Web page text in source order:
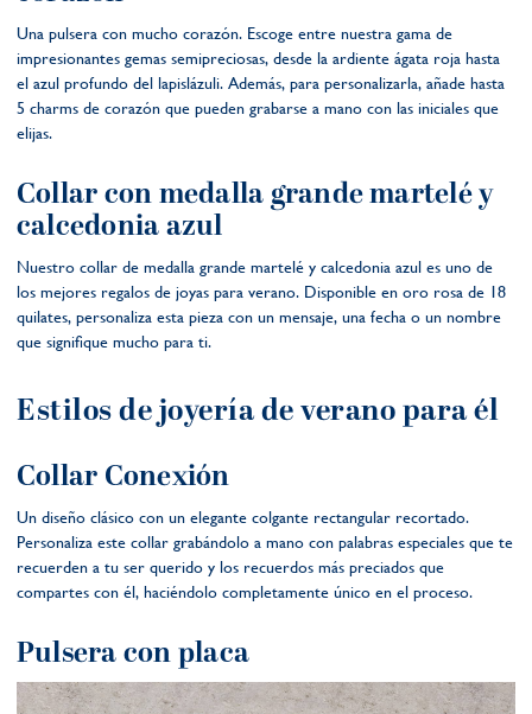
Una pulsera con mucho corazón. Escoge entre nuestra gama de
impresionantes gemas semipreciosas, desde la ardiente ágata roja hasta
el azul profundo del lapislázuli. Además, para personalizarla, añade hasta
5 charms de corazón que pueden grabarse a mano con las iniciales que
elijas.
Collar con medalla grande martelé y
calcedonia azul
Nuestro collar de medalla grande martelé y calcedonia azul es uno de
los mejores regalos de joyas para verano. Disponible en oro rosa de 18
quilates, personaliza esta pieza con un mensaje, una fecha o un nombre
que signifique mucho para ti.
Estilos de joyería de verano para él
Collar Conexión
Un diseño clásico con un elegante colgante rectangular recortado.
Personaliza este collar grabándolo a mano con palabras especiales que te
recuerden a tu ser querido y los recuerdos más preciados que
compartes con él, haciéndolo completamente único en el proceso.
Pulsera con placa